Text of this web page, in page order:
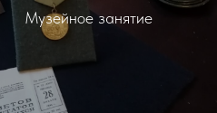
Музейное занятие
Подробнее